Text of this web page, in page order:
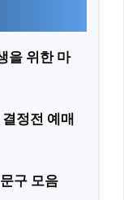
을 위한 마
정전 예매
구 모음